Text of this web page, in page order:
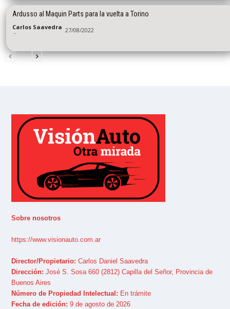
Ardusso al Maquin Parts para la vuelta a Torino
Carlos Saavedra
- 27/08/2022
Sobre nosotros
https://www.visionauto.com.ar
Director/Propietario: Carlos Daniel Saavedra
Dirección: José S. Sosa 660 (2812) Capilla del Señor, Provincia de
Buenos Aires
Número de Propiedad Intelectual: En trámite
Fecha de edición: 9 de agosto de 2026